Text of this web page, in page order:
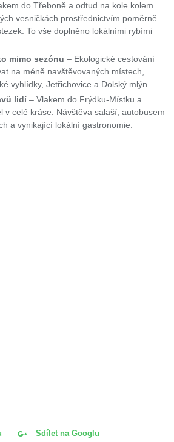
do Třeboně a odtud na kole kolem
vesničkách prostřednictvím poměrně
To vše doplněno lokálními rybími
mimo sezónu – Ekologické cestování
na méně navštěvovaných místech,
vyhlídky, Jetřichovice a Dolský mlýn.
lidí – Vlakem do Frýdku-Místku a
v celé kráse. Návštěva salaší, autobusem
a vynikající lokální gastronomie.
Sdílet na Googlu